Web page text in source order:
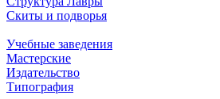
Скиты и подворья
Учебные заведения
Мастерские
Издательство
Типография